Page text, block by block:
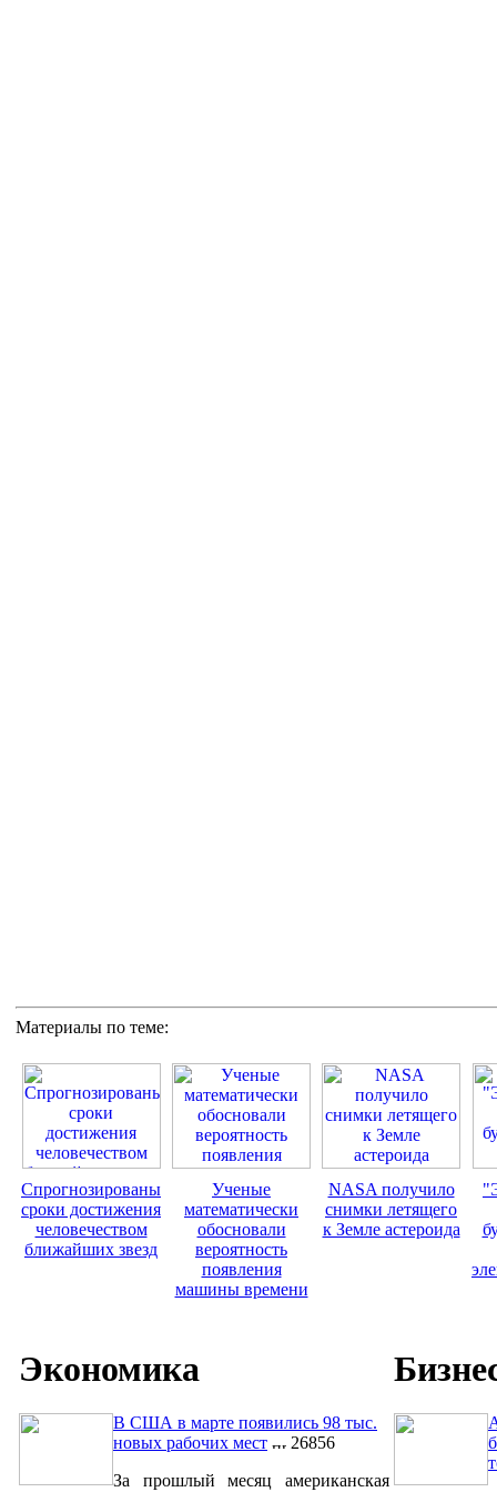
Материалы по теме:
Спрогнозированы
сроки достижения
человечеством
ближайших звезд
Ученые
математически
обосновали
вероятность
появления
машины времени
NASA получило
снимки летящего
к Земле астероида
Экономика
В США в марте появились 98 тыс.
новых рабочих мест
26856
За прошлый месяц американская